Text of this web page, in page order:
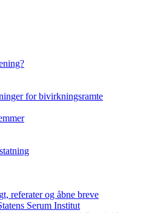
for bivirkningsramte
referater og åbne breve
Serum Institut